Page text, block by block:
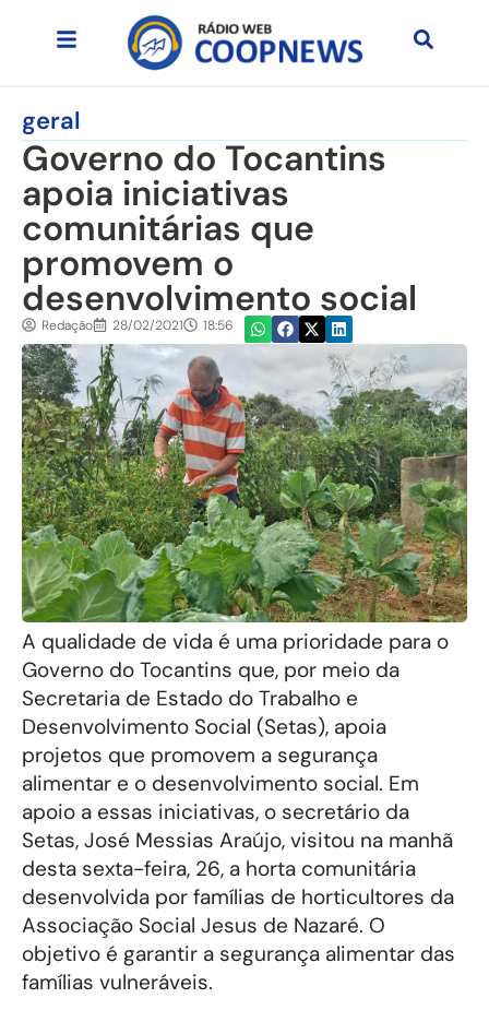
geral
Governo do Tocantins
apoia iniciativas
comunitárias que
promovem o
desenvolvimento social
Redação 28/02/2021 18:56
A qualidade de vida é uma prioridade para o
Governo do Tocantins que, por meio da
Secretaria de Estado do Trabalho e
Desenvolvimento Social (Setas), apoia
projetos que promovem a segurança
alimentar e o desenvolvimento social. Em
apoio a essas iniciativas, o secretário da
Setas, José Messias Araújo, visitou na manhã
desta sexta-feira, 26, a horta comunitária
desenvolvida por famílias de horticultores da
Associação Social Jesus de Nazaré. O
objetivo é garantir a segurança alimentar das
famílias vulneráveis.